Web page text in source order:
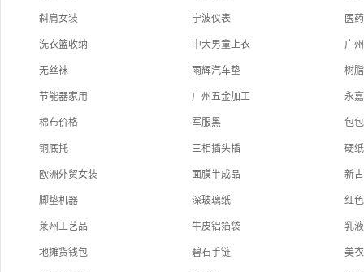
斜肩女装 宁波仪表 医
洗衣篮收纳 中大男童上衣 广
无丝袜 雨辉汽车垫 树
节能器家用 广州五金加工 永
棉布价格 军服黑 包
铜底托 三相插头插 硬
欧洲外贸女装 面膜半成品 新
脚垫机器 深玻璃纸 红
莱州工艺品 牛皮铝箔袋 乳
地摊货钱包 碧石手链 美